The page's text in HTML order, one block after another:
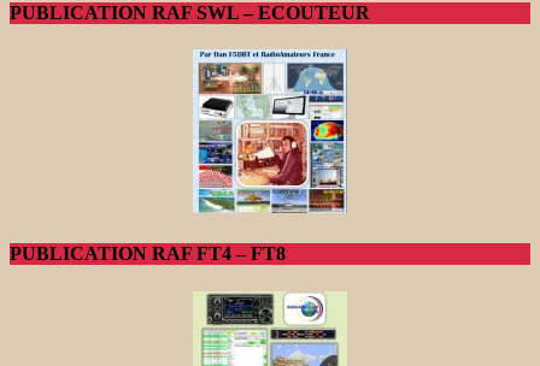
PUBLICATION RAF SWL – ECOUTEUR
PUBLICATION RAF FT4 – FT8